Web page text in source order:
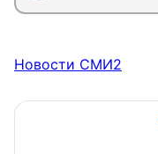
Новости СМИ2